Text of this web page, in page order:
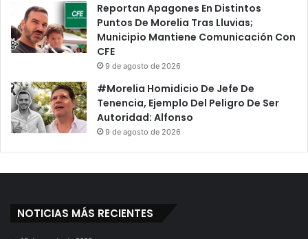
Reportan Apagones En Distintos
Puntos De Morelia Tras Lluvias;
Municipio Mantiene Comunicación Con
CFE
9 de agosto de 2026
#Morelia Homidicio De Jefe De
Tenencia, Ejemplo Del Peligro De Ser
Autoridad: Alfonso
9 de agosto de 2026
NOTICIAS MÁS RECIENTES